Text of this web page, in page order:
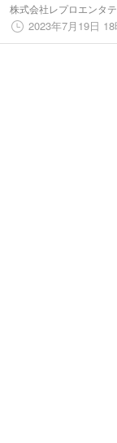
株式会社レプロエンタ
2023年7月19日